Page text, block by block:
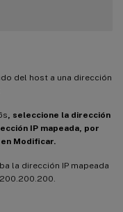
del host a una dirección
, seleccione la dirección
IP mapeada, por
Modificar.
la dirección IP mapeada